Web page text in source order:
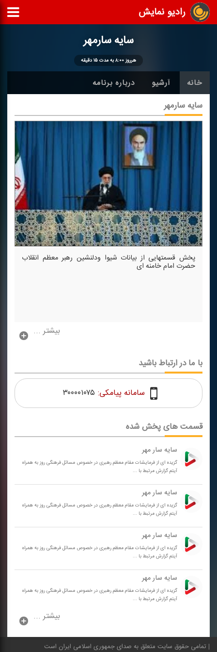
رادیو نمایش
سایه سارمهر
هرروز ۸:۰۰ به مدت ۱۵ دقیقه
خانه آرشیو درباره برنامه
سایه سارمهر
پخش قسمتهایی از بیانات شیوا ودلنشین رهبر معظم انقلاب
حضرت امام خامنه ای
بیشتر ...
قسمت های پخش شده
سایه سار مهر
گزیده ای از فرمایشات مقام معظم رهبری در خصوص مسائل فرهنگی روز به همراه
آیتم گزارش مرتبط با ...
سایه سار مهر
گزیده ای از فرمایشات مقام معظم رهبری در خصوص مسائل فرهنگی روز به همراه
آیتم گزارش مرتبط با ...
سایه سار مهر
گزیده ای از فرمایشات مقام معظم رهبری در خصوص مسائل فرهنگی روز به همراه
آیتم گزارش مرتبط با ...
سایه سار مهر
گزیده ای از فرمایشات مقام معظم رهبری در خصوص مسائل فرهنگی روز به همراه
آیتم گزارش مرتبط با ...
بیشتر ...
با ما در ارتباط باشید
سامانه پیامکی: ۳۰۰۰۰۱۰۷۵
تمامی حقوق سایت متعلق به صدای جمهوری اسلامی ایران است